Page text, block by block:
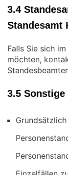
3.4
Standesamt
Falls Sie sich
möchten,
3.5